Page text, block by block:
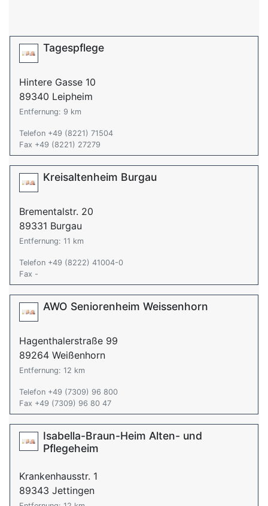
Tagespflege
Hintere Gasse 10
89340 Leipheim
Entfernung: 9 km
Telefon +49 (8221) 71504
Fax +49 (8221) 27279
Kreisaltenheim Burgau
Brementalstr. 20
89331 Burgau
Entfernung: 11 km
Telefon +49 (8222) 41004-0
Fax -
AWO Seniorenheim Weissenhorn
Hagenthalerstraße 99
89264 Weißenhorn
Entfernung: 12 km
Telefon +49 (7309) 96 800
Fax +49 (7309) 96 80 47
Isabella-Braun-Heim Alten- und
Pflegeheim
Krankenhausstr. 1
89343 Jettingen